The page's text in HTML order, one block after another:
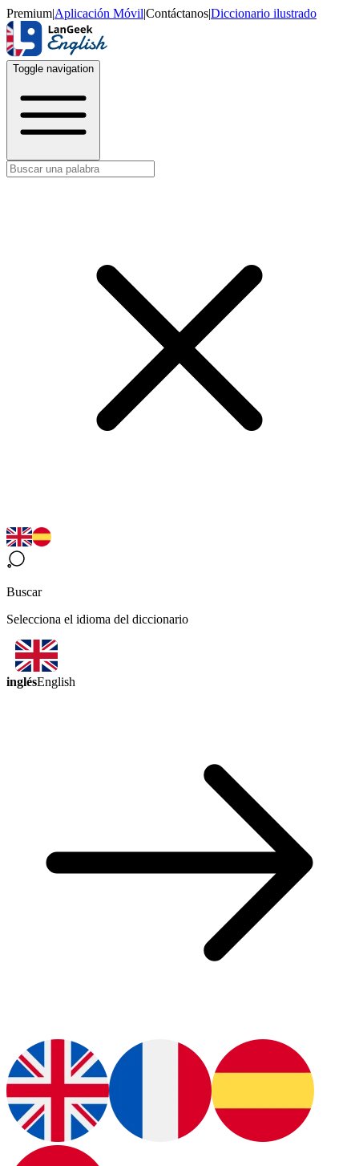
Premium|Aplicación Móvil|Contáctanos|Diccionario ilustrado
Toggle navigation
Buscar
Selecciona el idioma del diccionario
inglésEnglish